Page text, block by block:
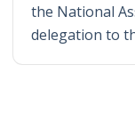
the National
delegation to